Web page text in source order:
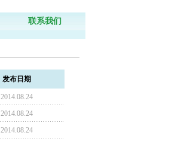
联系我们
发布日期
2014.08.24
2014.08.24
2014.08.24